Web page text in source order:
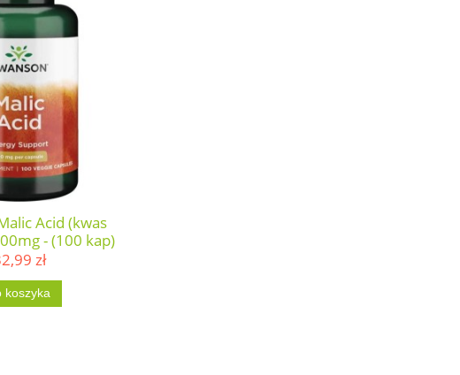
Acid (kwas
- (100 kap)
zł
koszyka